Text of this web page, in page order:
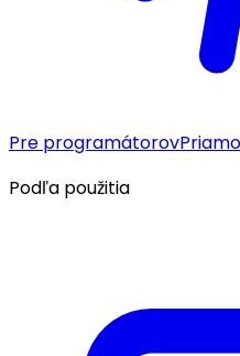
Pre programátorov
Podľa použitia